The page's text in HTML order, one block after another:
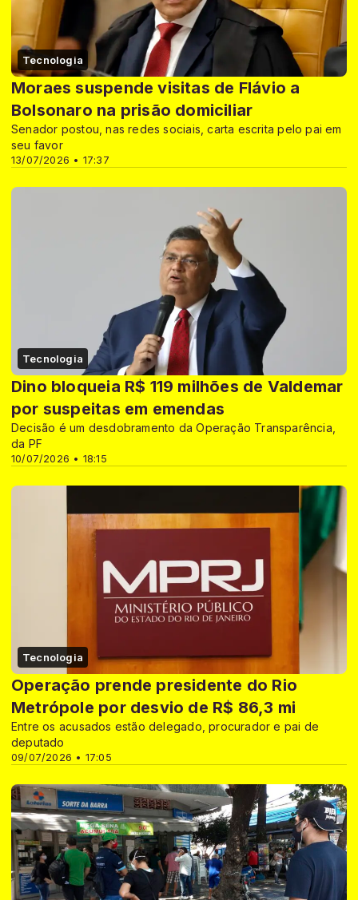
Tecnologia
13/07/2026 • 17:37
Moraes suspende visitas de Flávio a
Bolsonaro na prisão domiciliar
Senador postou, nas redes sociais, carta escrita pelo pai em
seu favor
Tecnologia
10/07/2026 • 18:15
Dino bloqueia R$ 119 milhões de Valdemar
por suspeitas em emendas
Decisão é um desdobramento da Operação Transparência,
da PF
Tecnologia
09/07/2026 • 17:05
Operação prende presidente do Rio
Metrópole por desvio de R$ 86,3 mi
Entre os acusados estão delegado, procurador e pai de
deputado